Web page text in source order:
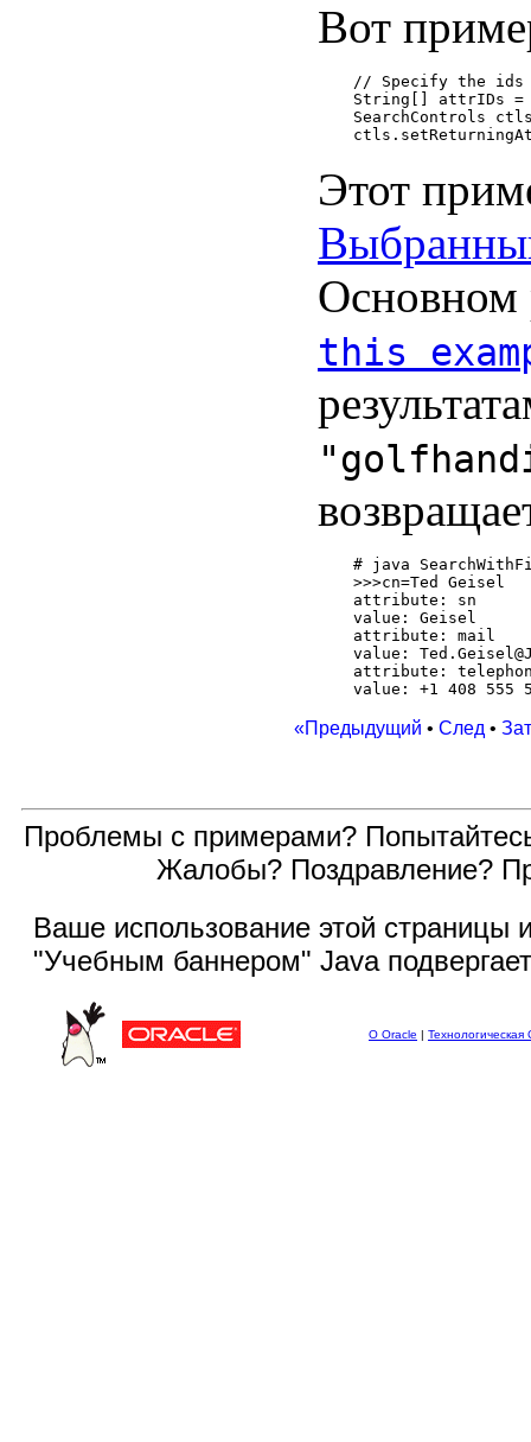
Вот
// Specify the
String[] attrIDs =
SearchControls
Этот
Основном
this
# java
>>>cn=Ted Geisel
attribute: sn
value: Geisel
attribute: mail
value:
attribute:
«Предыдущий • След •
Проблемы с примерами?
Жалобы? Поздравление?
Ваше использование этой страницы
"Учебным баннером" Java
О Oracle | Технологическая